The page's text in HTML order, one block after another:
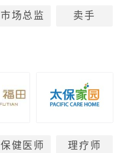
市场总监 卖手
保健医师 理疗师